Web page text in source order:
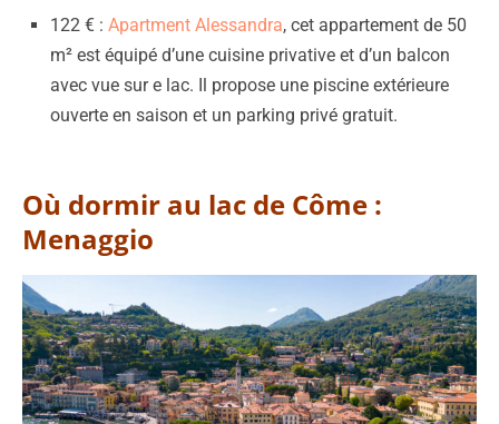
122 € : Apartment Alessandra, cet appartement de 50
m² est équipé d’une cuisine privative et d’un balcon
avec vue sur e lac. Il propose une piscine extérieure
ouverte en saison et un parking privé gratuit.
Où dormir au lac de Côme :
Menaggio